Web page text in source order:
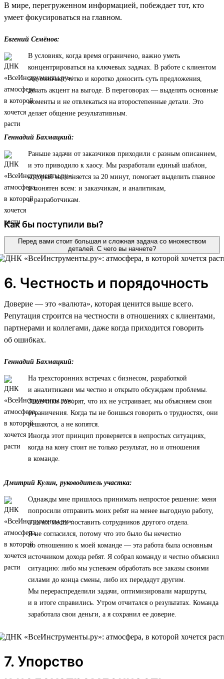
В мире, перегруженном информацией, побеждает тот, кто
умеет фокусироваться на главном.
Евгений Семёнов:
В условиях, когда время ограничено, важно уметь
концентрироваться на ключевых задачах. В работе с клиентом
это означает четко и коротко доносить суть предложения,
делать акцент на выгоде. В переговорах — выделять основные
моменты и не отвлекаться на второстепенные детали. Это
делает общение результативным.
Геннадий Бахмацкий:
Раньше задачи от заказчиков приходили с разным описанием,
и это приводило к хаосу. Мы разработали единый шаблон,
который заполняется за 20 минут, помогает выделить главное
и понятен всем: и заказчикам, и аналитикам,
и разработчикам.
Как бы поступили вы?
Перед вами стоит большая и сложная задача со множеством
деталей. С чего вы начнете?
6. Честность и порядочность
Доверие — это «валюта», которая ценится выше всего.
Репутация строится на честности в отношениях с клиентами,
партнерами и коллегами, даже когда приходится говорить
об ошибках.
Геннадий Бахмацкий:
На трехсторонних встречах с бизнесом, разработкой
и аналитиками мы честно и открыто обсуждаем проблемы.
Заказчики говорят, что их не устраивает, мы объясняем свои
ограничения. Когда ты не боишься говорить о трудностях, они
решаются, а не копятся.
Иногда этот принцип проверяется в непростых ситуациях,
когда на кону стоит не только результат, но и отношения
в команде.
Дмитрий Кулин, руководитель участка:
Однажды мне пришлось принимать непростое решение: меня
попросили отправить моих ребят на менее выгодную работу,
а на их место поставить сотрудников другого отдела.
Я не согласился, потому что это было бы нечестно
по отношению к моей команде — эта работа была основным
источником дохода ребят. Я собрал команду и честно объяснил
ситуацию: либо мы успеваем обработать все заказы своими
силами до конца смены, либо их передадут другим.
Мы перераспределили задачи, оптимизировали маршруты,
и в итоге справились. Утром отчитался о результатах. Команда
заработала свои деньги, а я сохранил ее доверие.
7. Упорство